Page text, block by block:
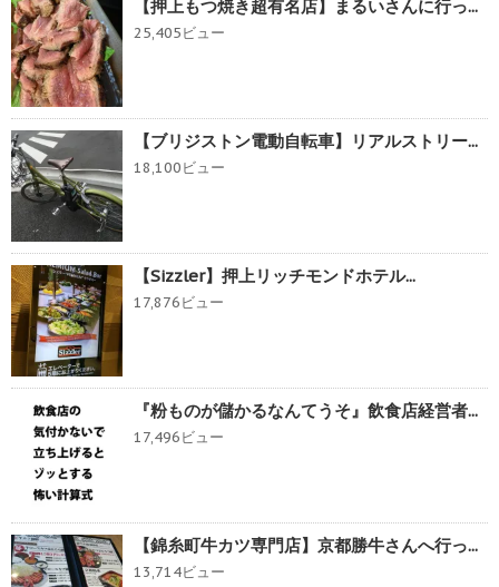
【押上もつ焼き超有名店】まるいさんに行っ...
25,405ビュー
【ブリジストン電動自転車】リアルストリー...
18,100ビュー
【Sizzler】押上リッチモンドホテル...
17,876ビュー
『粉ものが儲かるなんてうそ』飲食店経営者...
17,496ビュー
【錦糸町牛カツ専門店】京都勝牛さんへ行っ...
13,714ビュー